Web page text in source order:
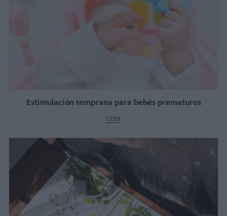
Estimulación temprana para bebés prematuros
LEER